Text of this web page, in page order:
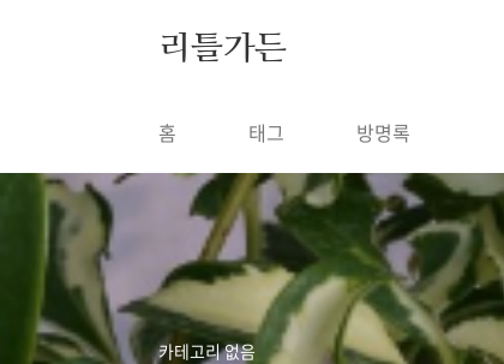
리틀가든
홈 태그 방명록
카테고리 없음